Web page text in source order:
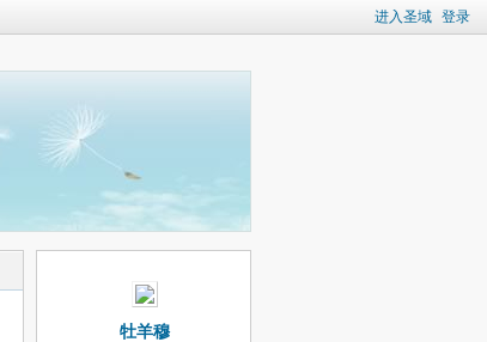
进入圣域 登录
牡羊穆